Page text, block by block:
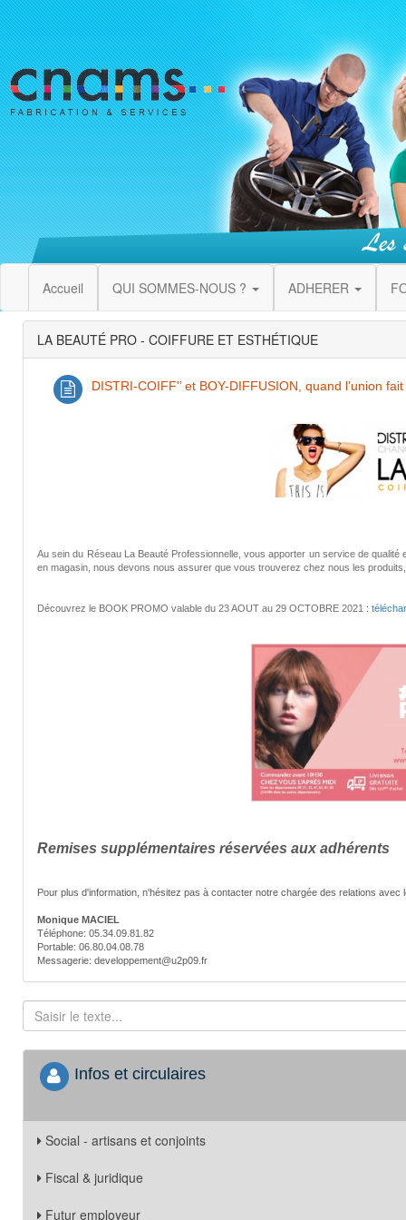
Accueil QUI SOMMES-NOUS ? ADHERER
LA BEAUTÉ PRO - COIFFURE ET ESTHÉTIQUE
DISTRI-COIFF'’ et BOY-DIFFUSION, quand l’union
Au sein du Réseau La Beauté Professionnelle, vous apporter un service de
en magasin, nous devons nous assurer que vous trouverez chez nous les
Découvrez le BOOK PROMO valable du 23 AOUT au 29 OCTOBRE 2021 :
Remises supplémentaires réservées aux adhérents
Pour plus d'information, n'hésitez pas à contacter notre chargée des relations avec
Monique MACIEL
Téléphone: 05.34.09.81.82
Portable: 06.80.04.08.78
Messagerie: developpement@u2p09.fr
Infos et circulaires
Social - artisans et conjoints
Fiscal & juridique
Futur employeur